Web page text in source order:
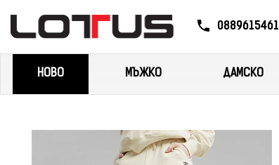
0889615461
НОВО МЪЖКО ДАМСКО